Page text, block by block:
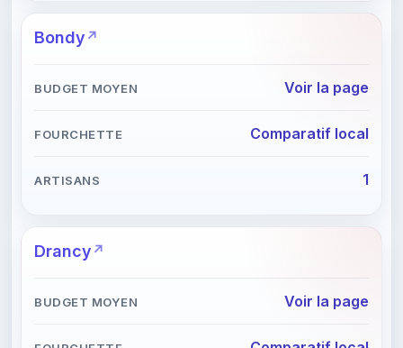
Bondy
Voir la page
Comparatif local
1
Drancy
Voir la page